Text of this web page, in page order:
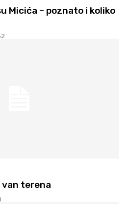
Micića – poznato i koliko
van terena